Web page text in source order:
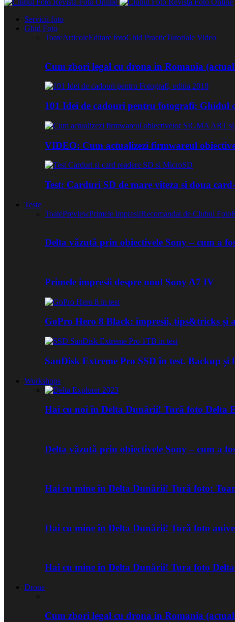
Servicii foto
Ghid Foto
ToateArticoleEditare fotoGhid PracticTutoriale Video
Cum zbori legal cu drona in Romania
101 Idei de cadouri pentru fotografi: Ghidul
VIDEO: Cum actualizezi firmwareul
Test: Carduri SD de mare viteza si doua
Teste
ToatePreviewPrimele impresiiRecomandat de Clubul Foto
Delta văzută prin obiectivele Sony – cum a
Primele impresii despre noul Sony A7 IV
GoPro Hero 8 Black: impresii, tips&tricks și
SanDisk Extreme Pro SSD în test. Backup
Workshops
Hai cu noi în Delta Dunării! Tură foto Delta
Delta văzută prin obiectivele Sony – cum a
Hai cu mine în Delta Dunării! Tură foto:
Hai cu mine în Delta Dunării! Tură foto
Hai cu mine în Delta Dunării! Tura foto
Drone
Cum zbori legal cu drona in Romania